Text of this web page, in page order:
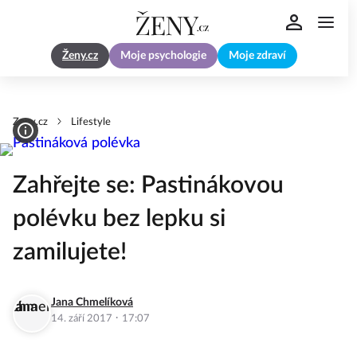
Ženy.cz Moje psychologie Moje zdraví
Zeny.cz Lifestyle
Zahřejte se: Pastinákovou
polévku bez lepku si
zamilujete!
Jana Chmelíková
14. září 2017 · 17:07